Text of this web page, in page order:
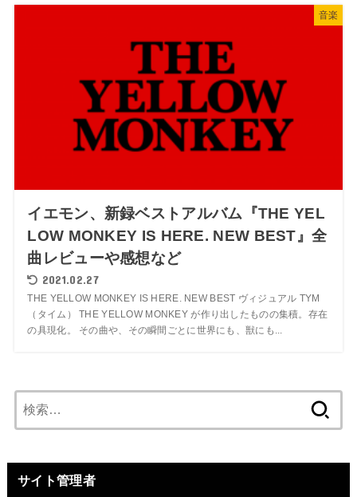
音楽
イエモン、新録ベストアルバム『THE YEL
LOW MONKEY IS HERE. NEW BEST』全
曲レビューや感想など
2021.02.27
THE YELLOW MONKEY IS HERE. NEW BEST ヴィジュアル TYM
（タイム） THE YELLOW MONKEY が作り出したものの集積。存在
の具現化。 その曲や、その瞬間ごとに世界にも、獣にも...
索:
サイト管理者